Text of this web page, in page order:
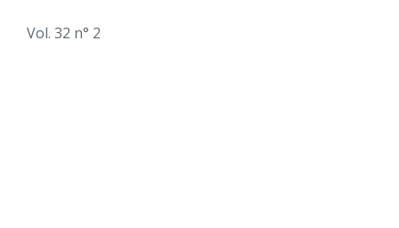
Vol. 32 n° 2